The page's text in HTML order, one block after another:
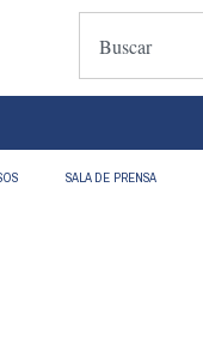
SALA DE PRENSA